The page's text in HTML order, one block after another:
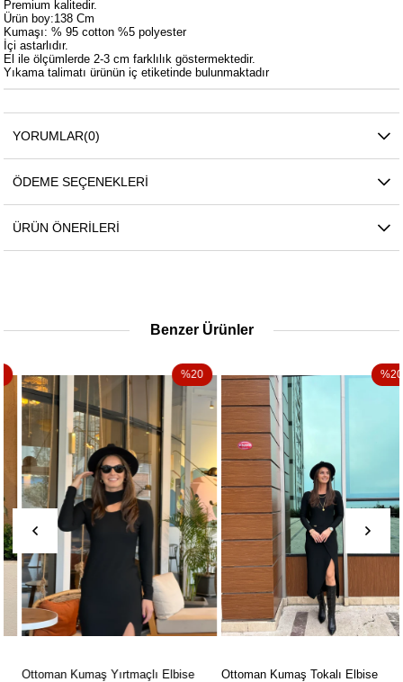
Premium kalitedir.
Ürün boy:138 Cm
Kumaşı: % 95 cotton %5 polyester
İçi astarlıdır.
El ile ölçümlerde 2-3 cm farklılık göstermektedir.
Yıkama talimatı ürünün iç etiketinde bulunmaktadır
YORUMLAR(0)
ÖDEME SEÇENEKLERI
ÜRÜN ÖNERILERI
Benzer Ürünler
Ottoman Kumaş Yırtmaçlı Elbise
%20
Ottoman Kumaş Tokalı Elbise
%20